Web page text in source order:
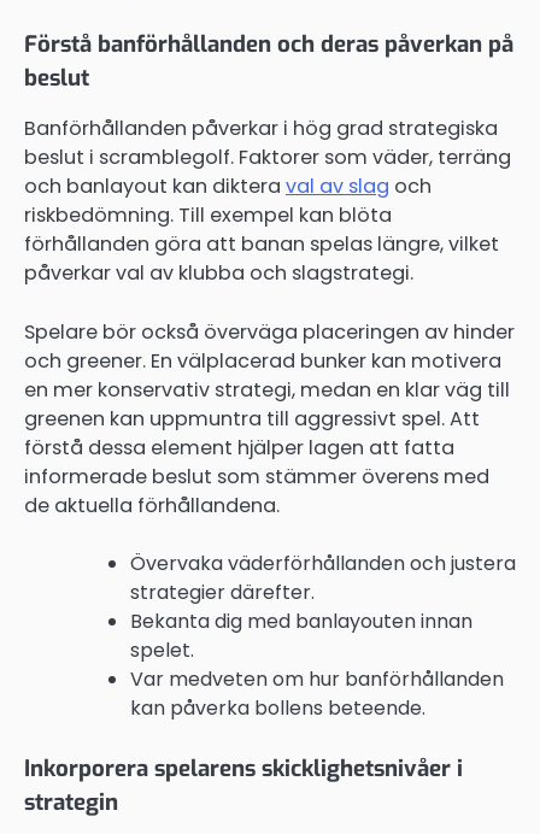
Förstå banförhållanden och deras påverkan på
beslut
Banförhållanden påverkar i hög grad strategiska
beslut i scramblegolf. Faktorer som väder, terräng
och banlayout kan diktera val av slag och
riskbedömning. Till exempel kan blöta
förhållanden göra att banan spelas längre, vilket
påverkar val av klubba och slagstrategi.
Spelare bör också överväga placeringen av hinder
och greener. En välplacerad bunker kan motivera
en mer konservativ strategi, medan en klar väg till
greenen kan uppmuntra till aggressivt spel. Att
förstå dessa element hjälper lagen att fatta
informerade beslut som stämmer överens med
de aktuella förhållandena.
Övervaka väderförhållanden och justera
strategier därefter.
Bekanta dig med banlayouten innan
spelet.
Var medveten om hur banförhållanden
kan påverka bollens beteende.
Inkorporera spelarens skicklighetsnivåer i
strategin